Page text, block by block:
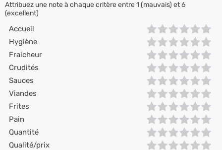
Attribuez une note à chaque critère entre 1 (mauvais) et 6
(excellent)
Accueil
Hygiène
Fraicheur
Crudités
Sauces
Viandes
Frites
Pain
Quantité
Qualité/prix